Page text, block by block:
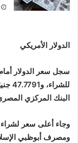
الدولار الأمريكي
البنك المركزي
وجاء أعلى سعر لشراء